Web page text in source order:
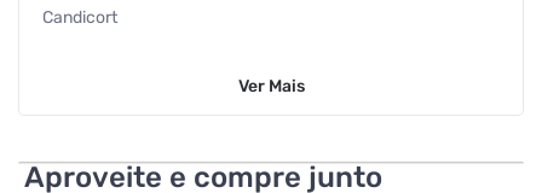
Candicort
Teuto
Ver Mais
Aproveite e compre junto